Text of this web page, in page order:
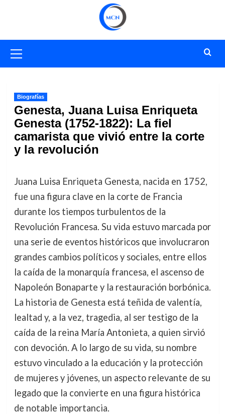
primario
Biografías
Genesta, Juana Luisa Enriqueta
Genesta (1752-1822): La fiel
camarista que vivió entre la corte
y la revolución
Juana Luisa Enriqueta Genesta, nacida en 1752,
fue una figura clave en la corte de Francia
durante los tiempos turbulentos de la
Revolución Francesa. Su vida estuvo marcada por
una serie de eventos históricos que involucraron
grandes cambios políticos y sociales, entre ellos
la caída de la monarquía francesa, el ascenso de
Napoleón Bonaparte y la restauración borbónica.
La historia de Genesta está teñida de valentía,
lealtad y, a la vez, tragedia, al ser testigo de la
caída de la reina María Antonieta, a quien sirvió
con devoción. A lo largo de su vida, su nombre
estuvo vinculado a la educación y la protección
de mujeres y jóvenes, un aspecto relevante de su
legado que la convierte en una figura histórica
de notable importancia.